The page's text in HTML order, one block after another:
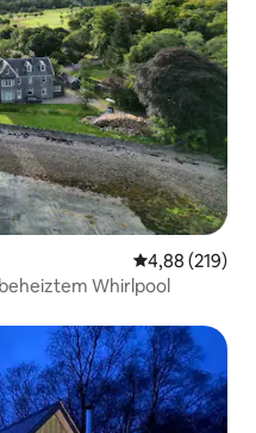
4,88 (219)
Whirlpool